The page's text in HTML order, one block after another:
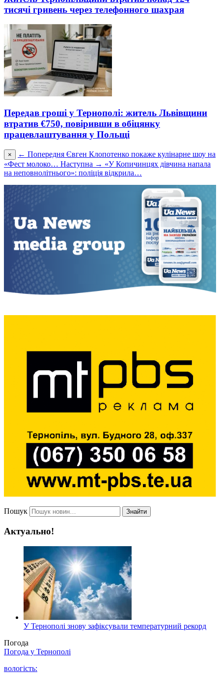
тисячі гривень через телефонного шахрая
Передав гроші у Тернополі: житель Львівщини
втратив €750, повіривши в обіцянку
працевлаштування у Польщі
× ← Попередня Євген Клопотенко покаже кулінарне шоу на
«Фест молоко… Наступна → «У Копичинцях дівчина напала
на неповнолітнього»: поліція відкрила…
Пошук Знайти
Актуально!
У Тернополі знову зафіксували температурний рекорд
Погода
Погода у Тернополі
вологість: